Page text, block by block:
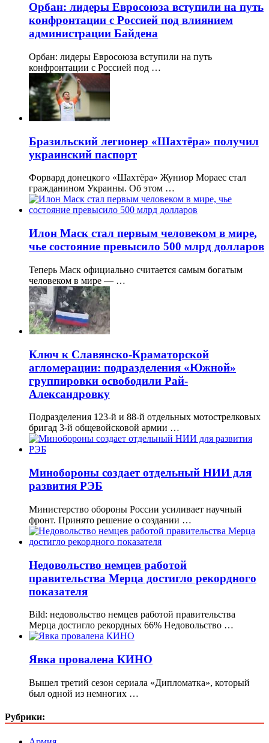
Орбан: лидеры Евросоюза вступили на путь
конфронтации с Россией под влиянием
администрации Байдена
Орбан: лидеры Евросоюза вступили на путь
конфронтации с Россией под …
Бразильский легионер «Шахтёра» получил
украинский паспорт
Форвард донецкого «Шахтёра» Жуниор Мораес стал
гражданином Украины. Об этом …
Илон Маск стал первым человеком в мире,
чье состояние превысило 500 млрд долларов
Теперь Маск официально считается самым богатым
человеком в мире — …
Ключ к Славянско-Краматорской
агломерации: подразделения «Южной»
группировки освободили Рай-
Александровку
Подразделения 123-й и 88-й отдельных мотострелковых
бригад 3-й общевойсковой армии …
Минобороны создает отдельный НИИ для
развития РЭБ
Министерство обороны России усиливает научный
фронт. Принято решение о создании …
Недовольство немцев работой
правительства Мерца достигло рекордного
показателя
Bild: недовольство немцев работой правительства
Мерца достигло рекордных 66% Недовольство …
Явка провалена КИНО
Вышел третий сезон сериала «Дипломатка», который
был одной из немногих …
Рубрики: